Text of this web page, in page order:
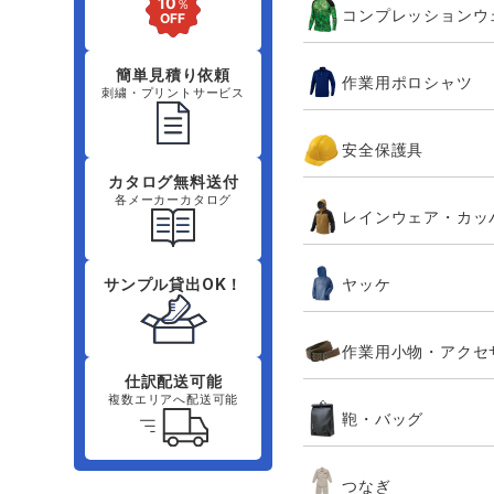
簡単見積り依頼
刺繍・プリントサービス
カタログ無料送付
各メーカーカタログ
サンプル貸出OK！
仕訳配送可能
複数エリアへ配送可能
コンプレッションウ
作業用ポロシャツ
安全保護具
レインウェア・カッ
ヤッケ
作業用小物・アクセ
鞄・バッグ
つなぎ